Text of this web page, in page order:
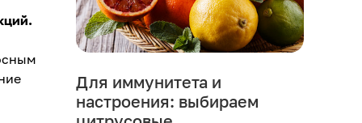
Для иммунитета и
настроения: выбираем